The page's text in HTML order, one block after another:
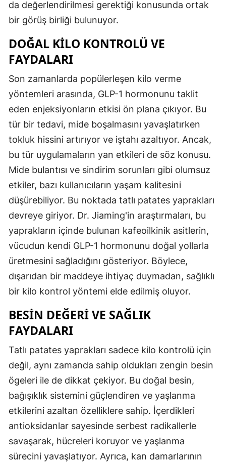
da değerlendirilmesi gerektiği konusunda ortak
bir görüş birliği bulunuyor.
DOĞAL KILO KONTROLÜ VE
FAYDALARI
Son zamanlarda popülerleşen kilo verme
yöntemleri arasında, GLP-1 hormonunu taklit
eden enjeksiyonların etkisi ön plana çıkıyor. Bu
tür bir tedavi, mide boşalmasını yavaşlatırken
tokluk hissini artırıyor ve iştahı azaltıyor. Ancak,
bu tür uygulamaların yan etkileri de söz konusu.
Mide bulantısı ve sindirim sorunları gibi olumsuz
etkiler, bazı kullanıcıların yaşam kalitesini
düşürebiliyor. Bu noktada tatlı patates yaprakları
devreye giriyor. Dr. Jiaming'in araştırmaları, bu
yaprakların içinde bulunan kafeoilkinik asitlerin,
vücudun kendi GLP-1 hormonunu doğal yollarla
üretmesini sağladığını gösteriyor. Böylece,
dışarıdan bir maddeye ihtiyaç duymadan, sağlıklı
bir kilo kontrol yöntemi elde edilmiş oluyor.
BESIN DEĞERI VE SAĞLIK
FAYDALARI
Tatlı patates yaprakları sadece kilo kontrolü için
değil, aynı zamanda sahip oldukları zengin besin
ögeleri ile de dikkat çekiyor. Bu doğal besin,
bağışıklık sistemini güçlendiren ve yaşlanma
etkilerini azaltan özelliklere sahip. İçerdikleri
antioksidanlar sayesinde serbest radikallerle
savaşarak, hücreleri koruyor ve yaşlanma
sürecini yavaşlatıyor. Ayrıca, kan damarlarının